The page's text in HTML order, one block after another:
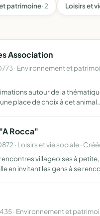
patrimoine· 2 Loisirs et
Association
· Environnement et
autour de la
place de choix à cet animal
Rocca"
· Loisirs et vie sociale ·
villageoises à
en invitant les gens à se
· Environnement et